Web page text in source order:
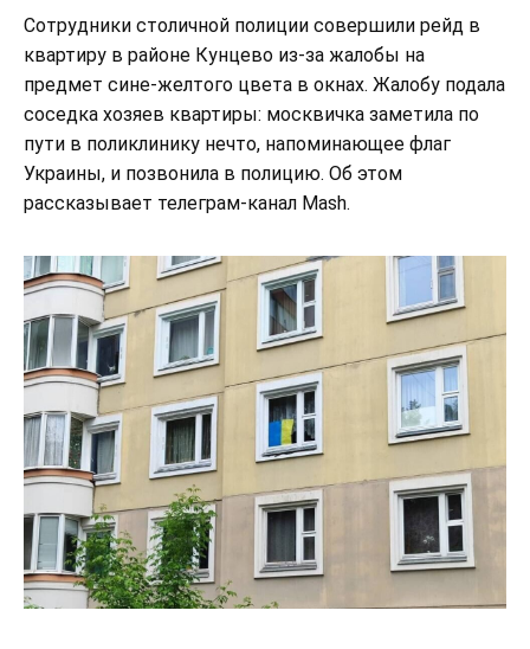
Сотрудники столичной полиции совершили рейд в
квартиру в районе Кунцево из-за жалобы на
предмет сине-желтого цвета в окнах. Жалобу подала
соседка хозяев квартиры: москвичка заметила по
пути в поликлинику нечто, напоминающее флаг
Украины, и позвонила в полицию. Об этом
рассказывает телеграм-канал Mash.